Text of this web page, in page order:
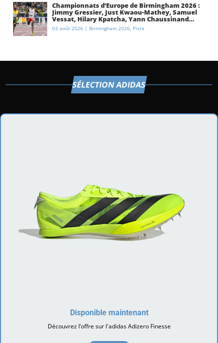
Championnats d’Europe de Birmingham 2026 :
Jimmy Gressier, Just Kwaou-Mathey, Samuel
Vessat, Hilary Kpatcha, Yann Chaussinand…
Présentation de l’équipe de France
d’athlétisme
03 août 2026 | Birmingham 2026, Piste
SÉLECTION ADIDAS
Disponible maintenant
Découvrez l’offre sur l'adidas Adizero Finesse